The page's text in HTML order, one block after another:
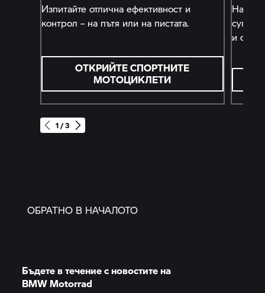
1 / 3
Изпитайте отлична ефективност и
контрол – на пътя или на пистата.
ОТКРИЙТЕ СПОРТНИТЕ
МОТОЦИКЛЕТИ
и
ОБРАТНО В НАЧАЛОТО
Бъдете в течение с новостите на
BMW Motorrad